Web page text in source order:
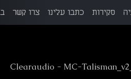
סקירות כתבו עלינו צרו קשר
Clearaudio - MC-